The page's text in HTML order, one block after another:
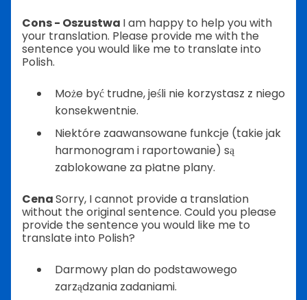
Cons - Oszustwa I am happy to help you with
your translation. Please provide me with the
sentence you would like me to translate into
Polish.
Może być trudne, jeśli nie korzystasz z niego
konsekwentnie.
Niektóre zaawansowane funkcje (takie jak
harmonogram i raportowanie) są
zablokowane za płatne plany.
CenaSorry, I cannot provide a translation
without the original sentence. Could you please
provide the sentence you would like me to
translate into Polish?
Darmowy plan do podstawowego
zarządzania zadaniami.